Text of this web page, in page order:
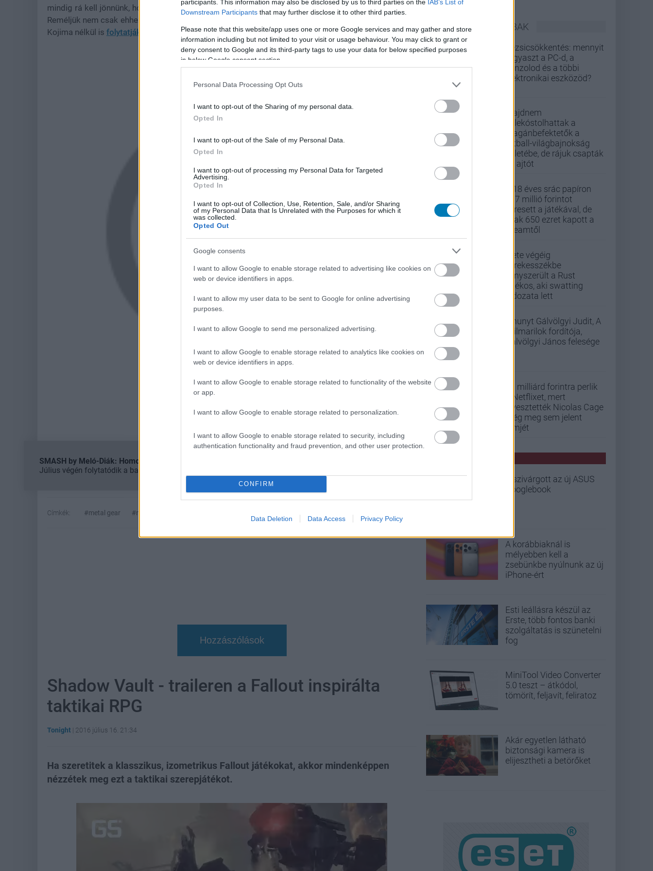
participants. This information may also be disclosed by us to third parties on the IAB’s List of
Downstream Participants that may further disclose it to other third parties.
Please note that this website/app uses one or more Google services and may gather and store
information including but not limited to your visit or usage behaviour. You may click to grant or
deny consent to Google and its third-party tags to use your data for below specified purposes
in below Google consent section.
Personal Data Processing Opt Outs
I want to opt-out of the Sharing of my personal data.
Opted In
I want to opt-out of the Sale of my Personal Data.
Opted In
I want to opt-out of processing my Personal Data for Targeted
Advertising.
Opted In
I want to opt-out of Collection, Use, Retention, Sale, and/or Sharing
of my Personal Data that Is Unrelated with the Purposes for which it
was collected.
Opted Out
Google consents
I want to allow Google to enable storage related to advertising like cookies on
web or device identifiers in apps.
I want to allow my user data to be sent to Google for online advertising
purposes.
I want to allow Google to send me personalized advertising.
I want to allow Google to enable storage related to analytics like cookies on
web or device identifiers in apps.
I want to allow Google to enable storage related to functionality of the website
or app.
I want to allow Google to enable storage related to personalization.
I want to allow Google to enable storage related to security, including
authentication functionality and fraud prevention, and other user protection.
CONFIRM
Data Deletion Data Access Privacy Policy
mindig rá kell jönnünk, hogy a képernyő jelentős részét mindig a játékgép funkciói foglalják majd el.
Reméljük nem csak ehhez hasonló játékokra gondoltak a Konaminál, mikor arról volt szó, hogy Hideo
Kojima nélkül is folytatják a Metal Gear-sorozatot.
SMASH by Meló-Diák: Homok, zene és a nyár legjobb hangulata – Jön a második forduló! (X)
Július végén folytatódik a balatoni strandröplabda-sorozat.
Címkék: #metal gear #metal gear solid 3: snake eater
Hozzászólások
Shadow Vault - traileren a Fallout inspirálta
taktikai RPG
Tonight | 2016 július 16. 21:34
Ha szeretitek a klasszikus, izometrikus Fallout játékokat, akkor mindenképpen
nézzétek meg ezt a taktikai szerepjátékot.
LEGOLVASOTTABBAK
Rezsicsökkentés: mennyit
fogyaszt a PC-d, a
konzolod és a többi
elektronikai eszközöd?
Majdnem
belekóstolhattak a
magánbefektetők a
futball-világbajnokság
üzletébe, de rájuk csapták
az ajtót
A 18 éves srác papíron
437 millió forintot
keresett a játékával, de
csak 650 ezret kapott a
Steamtől
Élete végéig
kerekesszékbe
kényszerült a Rust
játékos, aki swatting
áldozata lett
Elhunyt Gálvölgyi Judit, A
szilmarilok fordítója,
Gálvölgyi János felesége
33 milliárd forintra perlik
a Netflixet, mert
elvesztették Nicolas Cage
még meg sem jelent
filmjét
Kiszivárgott az új ASUS
Googlebook
A korábbiaknál is
mélyebben kell a
zsebünkbe nyúlnunk az új
iPhone-ért
Esti leállásra készül az
Erste, több fontos banki
szolgáltatás is szünetelni
fog
MiniTool Video Converter
5.0 teszt – átkódol,
tömörít, feljavít, feliratoz
Akár egyetlen látható
biztonsági kamera is
elijesztheti a betörőket